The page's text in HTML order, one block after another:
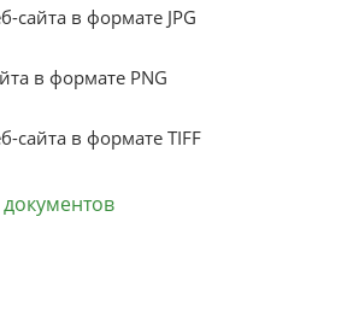
сайта в формате JPG
в формате PNG
сайта в формате TIFF